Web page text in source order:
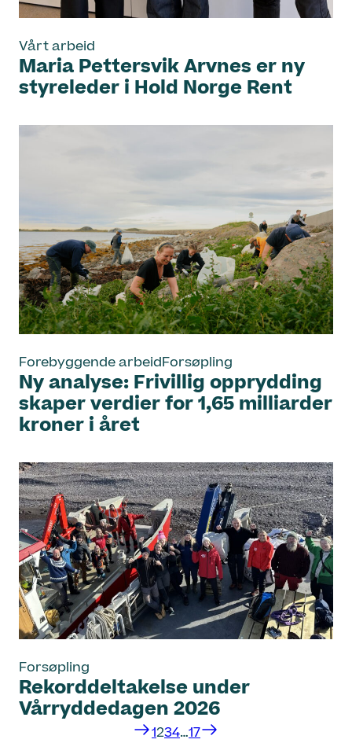
Vårt arbeid
Maria Pettersvik Arvnes er ny
styreleder i Hold Norge Rent
Forebyggende arbeidForsøpling
Ny analyse: Frivillig opprydding
skaper verdier for 1,65 milliarder
kroner i året
Forsøpling
Rekorddeltakelse under
Vårryddedagen 2026
1234…17